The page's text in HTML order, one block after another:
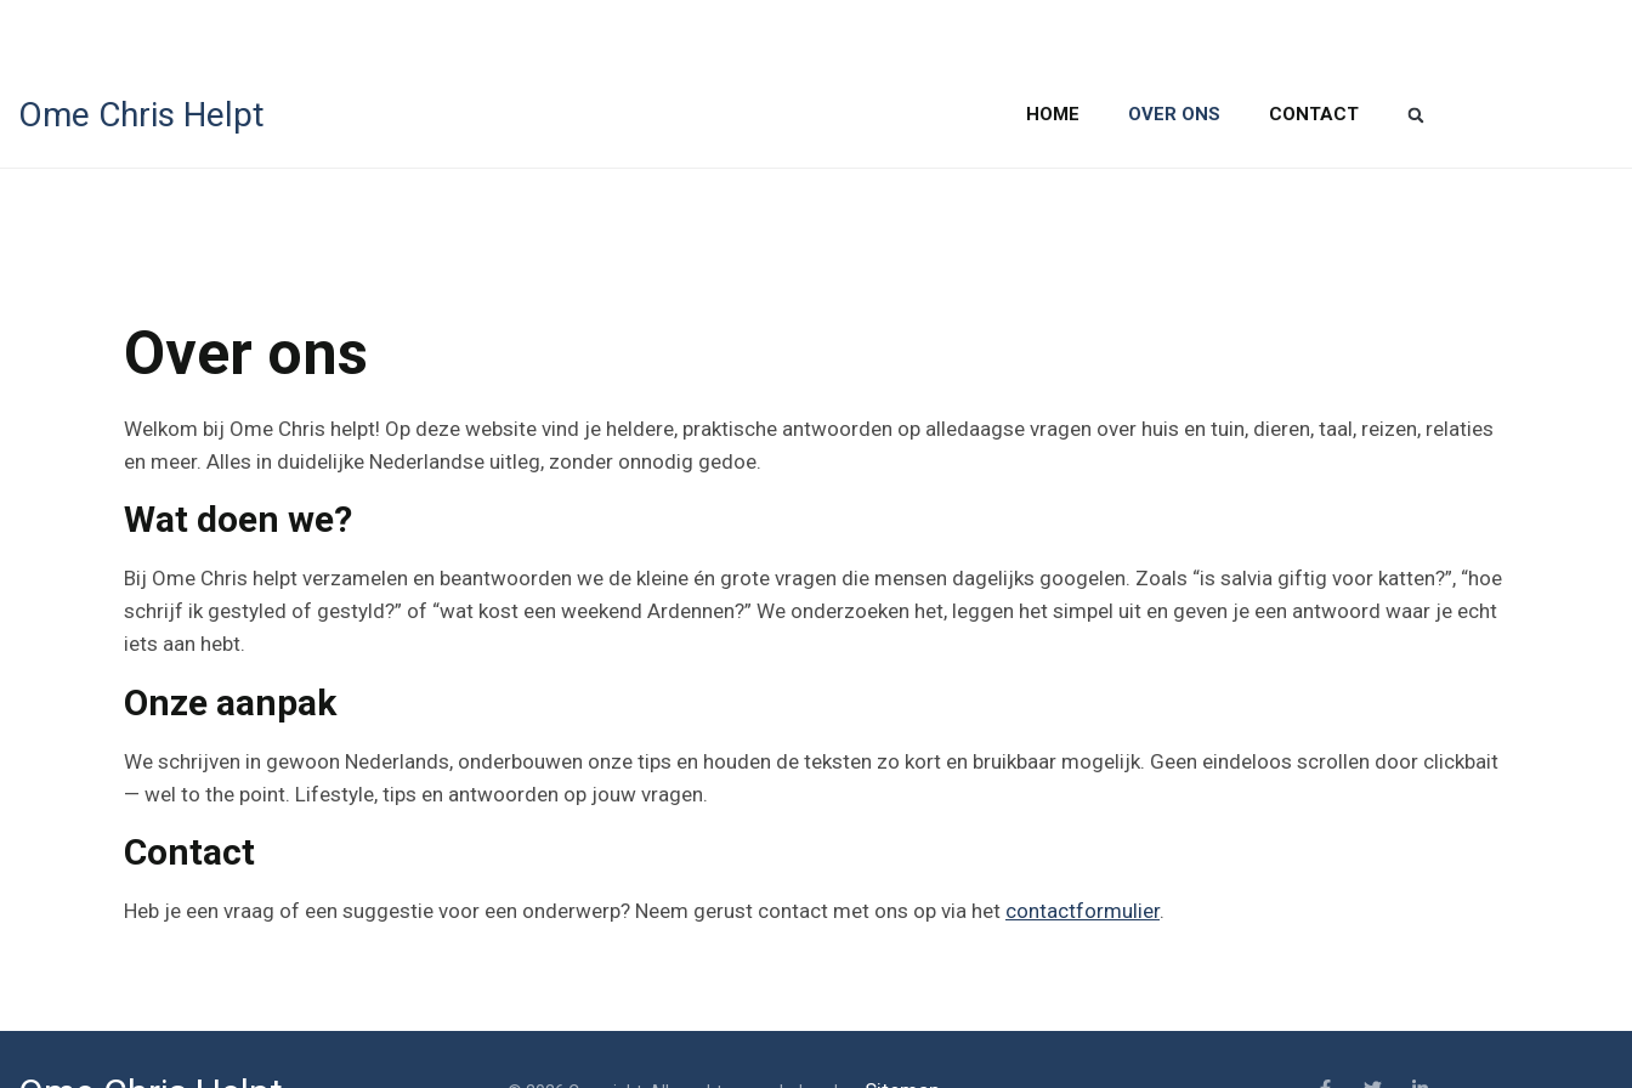
Ome Chris Helpt HOME OVER ONS CONTACT
Over ons
Welkom bij Ome Chris helpt! Op deze website vind je heldere, praktische antwoorden op alledaagse vragen over huis en tuin, dieren, taal, reizen, relaties
en meer. Alles in duidelijke Nederlandse uitleg, zonder onnodig gedoe.
Wat doen we?
Bij Ome Chris helpt verzamelen en beantwoorden we de kleine én grote vragen die mensen dagelijks googelen. Zoals “is salvia giftig voor katten?”, “hoe
schrijf ik gestyled of gestyld?” of “wat kost een weekend Ardennen?” We onderzoeken het, leggen het simpel uit en geven je een antwoord waar je echt
iets aan hebt.
Onze aanpak
We schrijven in gewoon Nederlands, onderbouwen onze tips en houden de teksten zo kort en bruikbaar mogelijk. Geen eindeloos scrollen door clickbait
— wel to the point. Lifestyle, tips en antwoorden op jouw vragen.
Contact
Heb je een vraag of een suggestie voor een onderwerp? Neem gerust contact met ons op via het contactformulier.